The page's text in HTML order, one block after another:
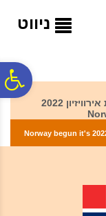
ניווט
נורבגיה החלה את הליך בחירת נציגה לתחרות אירוויזיון 2022
נורבגיה החלה את הליך בחירת נציגה לתחרות אירוויזיון 2022 Norway begun it's